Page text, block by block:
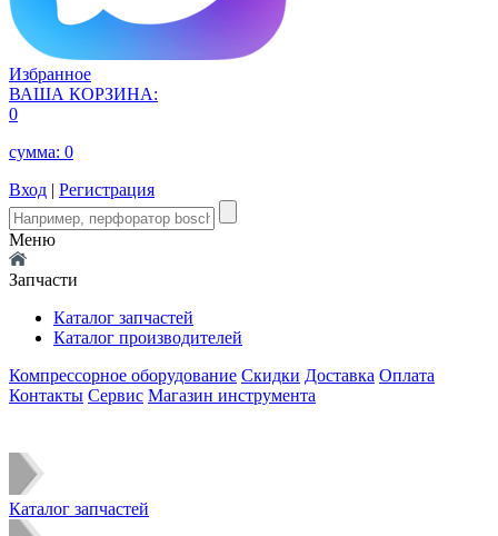
Избранное
ВАША КОРЗИНА:
0
сумма: 0
Вход | Регистрация
Меню
Запчасти
Каталог запчастей
Каталог производителей
Компрессорное оборудование Скидки Доставка Оплата
Контакты Сервис Магазин инструмента
Каталог запчастей